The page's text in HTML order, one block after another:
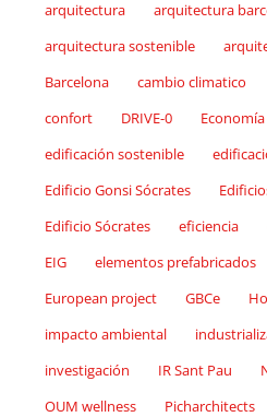
arquitectura
arquitectura
arquitectura sostenible
Barcelona
cambio climatico
confort
DRIVE-0
edificación sostenible
Edificio Gonsi Sócrates
Edificio Sócrates
eficiencia
EIG
elementos prefabricados
European project
GBCe
impacto ambiental
investigación
IR Sant Pau
OUM wellness
Picharchitects